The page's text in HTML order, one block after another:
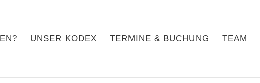
UNSER KODEX TERMINE & BUCHUNG TEAM